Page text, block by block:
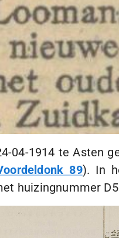
04-1914 te Asten
89). In
huizingnummer